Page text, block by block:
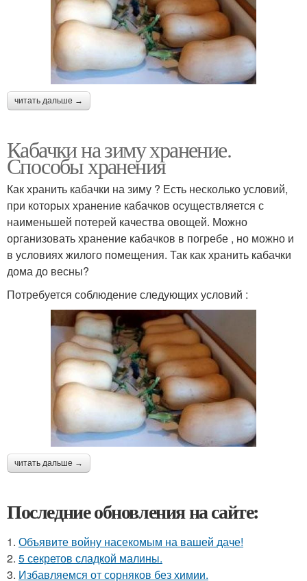
читать дальше →
Кабачки на зиму хранение.
Способы хранения
Как хранить кабачки на зиму ? Есть несколько условий,
при которых хранение кабачков осуществляется с
наименьшей потерей качества овощей. Можно
организовать хранение кабачков в погребе , но можно и
в условиях жилого помещения. Так как хранить кабачки
дома до весны?
Потребуется соблюдение следующих условий :
читать дальше →
Последние обновления на сайте:
1. Объявите войну насекомым на вашей даче!
2. 5 секретов сладкой малины.
3. Избавляемся от сорняков без химии.